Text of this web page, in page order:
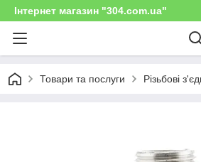
Інтернет магазин "304.com.ua"
Товари та послуги Різьбові